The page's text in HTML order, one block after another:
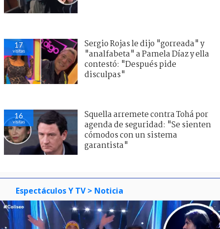
17
visitas
Sergio Rojas le dijo "gorreada" y
"analfabeta" a Pamela Díaz y ella
contestó: "Después pide
disculpas"
16
visitas
Squella arremete contra Tohá por
agenda de seguridad: "Se sienten
cómodos con un sistema
garantista"
Espectáculos Y TV > Noticia